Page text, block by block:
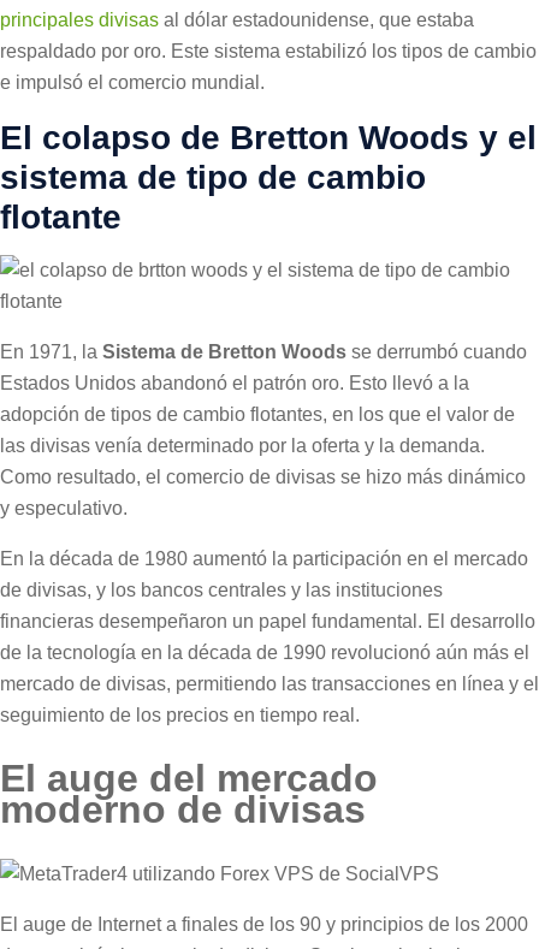
principales divisas al dólar estadounidense, que estaba
respaldado por oro. Este sistema estabilizó los tipos de cambio
e impulsó el comercio mundial.
El colapso de Bretton Woods y el
sistema de tipo de cambio
flotante
En 1971, la Sistema de Bretton Woods se derrumbó cuando
Estados Unidos abandonó el patrón oro. Esto llevó a la
adopción de tipos de cambio flotantes, en los que el valor de
las divisas venía determinado por la oferta y la demanda.
Como resultado, el comercio de divisas se hizo más dinámico
y especulativo.
En la década de 1980 aumentó la participación en el mercado
de divisas, y los bancos centrales y las instituciones
financieras desempeñaron un papel fundamental. El desarrollo
de la tecnología en la década de 1990 revolucionó aún más el
mercado de divisas, permitiendo las transacciones en línea y el
seguimiento de los precios en tiempo real.
El auge del mercado
moderno de divisas
El auge de Internet a finales de los 90 y principios de los 2000